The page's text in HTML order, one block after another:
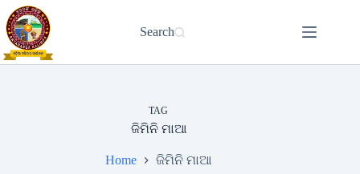
Skip
to
content
Search
TAG
ଜିମିନି ମାଆ
Home ଜିମିନି ମାଆ